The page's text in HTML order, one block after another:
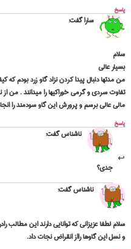
پاسخ
ساراگفت:
سلام
بسیار عالی
من مدتها دنبال پیدا کردن نزاد گاو زرد بودم
تفاوت سردی و گرمی خوراکیها را میدانند . من از
مالی عالی برسم و پرورش این گاو سودمند را
پاسخ
ناشناسگفت:
جدی؟
ناشناسگفت:
سلام لطفا عزیزانی که توانایی دارند این مطالب
و نسل این گاوها رااز انقراض نجات داد.